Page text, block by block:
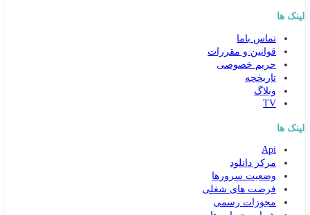
لینک ها
تماس باما
قوانین و مقررات
حریم خصوصی
تاریخچه
وبلاگ
TV
لینک ها
Api
مرکز دانلود
وضعیت سرورها
فرصت های شغلی
مجوزات رسمی